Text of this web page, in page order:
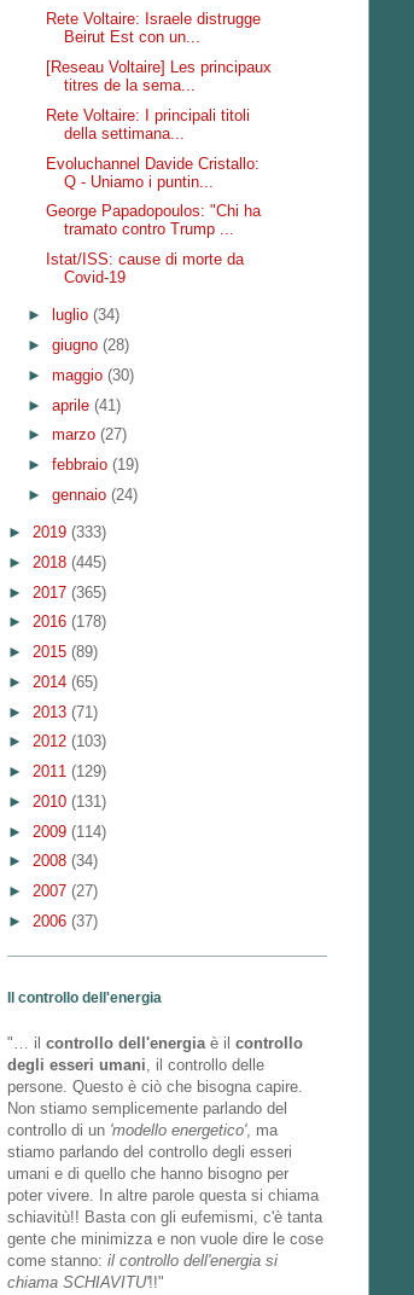
Rete Voltaire: Israele distrugge
Beirut Est con un...
[Reseau Voltaire] Les principaux
titres de la sema...
Rete Voltaire: I principali titoli
della settimana...
Evoluchannel Davide Cristallo:
Q - Uniamo i puntin...
George Papadopoulos: "Chi ha
tramato contro Trump ...
Istat/ISS: cause di morte da
Covid-19
► luglio (34)
► giugno (28)
► maggio (30)
► aprile (41)
► marzo (27)
► febbraio (19)
► gennaio (24)
► 2019 (333)
► 2018 (445)
► 2017 (365)
► 2016 (178)
► 2015 (89)
► 2014 (65)
► 2013 (71)
► 2012 (103)
► 2011 (129)
► 2010 (131)
► 2009 (114)
► 2008 (34)
► 2007 (27)
► 2006 (37)
Il controllo dell'energia
"… il controllo dell'energiaè il controllo
degli esseri umani, il controllo delle
persone. Questo è ciò che bisogna capire.
Non stiamo semplicemente parlando del
controllo di un 'modello energetico', ma
stiamo parlando del controllo degli esseri
umani e di quello che hanno bisogno per
poter vivere. In altre parole questa si chiama
schiavitù!! Basta con gli eufemismi, c'è tanta
gente che minimizza e non vuole dire le cose
come stanno: il controllo dell'energia si
chiama SCHIAVITU'!!"